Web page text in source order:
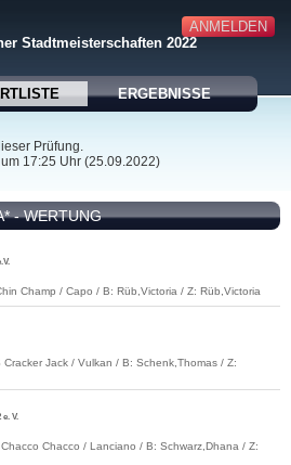
ANMELDEN
Stadtmeisterschaften 2022
ERGEBNISSE
Prüfung.
17:25 Uhr (25.09.2022)
- WERTUNG
Champ / Capo / B: Rüb,Victoria / Z: Rüb,Victoria
Jack / Vulkan / B: Schenk,Thomas / Z:
V.
Chacco / Lanciano / B: Schwarz,Dhana / Z: